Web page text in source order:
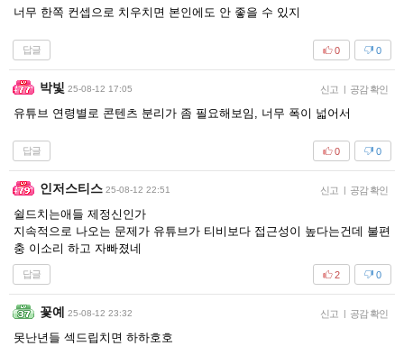
너무 한쪽 컨셉으로 치우치면 본인에도 안 좋을 수 있지
답글 0
0
박빛 25-08-12 17:05 신고 | 공감 확인
유튜브 연령별로 콘텐츠 분리가 좀 필요해보임, 너무 폭이 넓어서
답글 0
0
인저스티스 25-08-12 22:51 신고 | 공감 확인
쉴드치는애들 제정신인가
지속적으로 나오는 문제가 유튜브가 티비보다 접근성이 높다는건데 불편
충 이소리 하고 자빠졌네
답글 0
2
꽃예 25-08-12 23:32 신고 | 공감 확인
못난년들 섹드립치면 하하호호